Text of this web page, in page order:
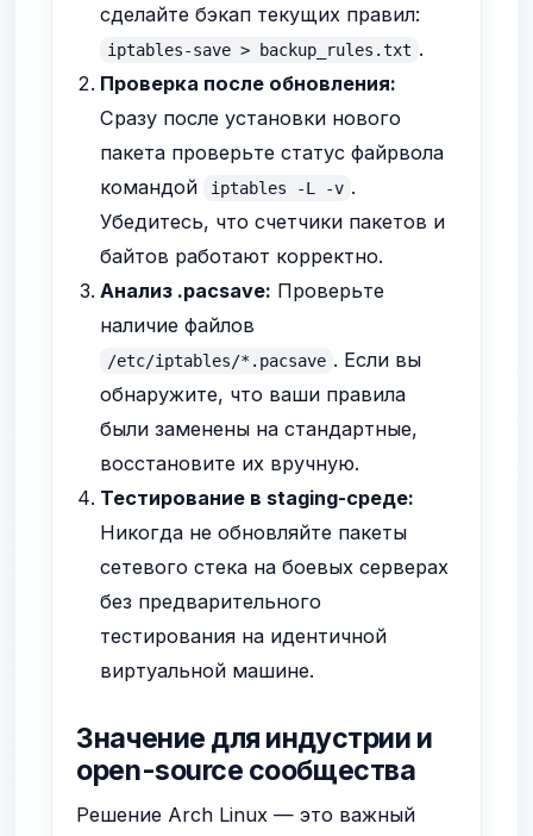
сделайте бэкап текущих правил:
iptables-save > backup_rules.txt .
Проверка после обновления:
Сразу после установки нового
пакета проверьте статус файрвола
командой
iptables -L -v .
Убедитесь, что счетчики пакетов и
байтов работают корректно.
Анализ .pacsave: Проверьте
наличие файлов
/etc/iptables/*.pacsave . Если вы
обнаружите, что ваши правила
были заменены на стандартные,
восстановите их вручную.
Тестирование в staging-среде:
Никогда не обновляйте пакеты
сетевого стека на боевых серверах
без предварительного
тестирования на идентичной
виртуальной машине.
Значение для индустрии и
open-source сообщества
Решение Arch Linux — это важный